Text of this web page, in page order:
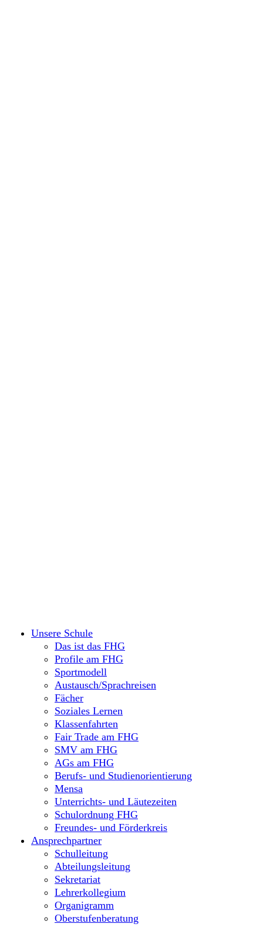
Unsere Schule
Das ist das FHG
Profile am FHG
Sportmodell
Austausch/Sprachreisen
Fächer
Soziales Lernen
Klassenfahrten
Fair Trade am FHG
SMV am FHG
AGs am FHG
Berufs- und Studienorientierung
Mensa
Unterrichts- und Läutezeiten
Schulordnung FHG
Freundes- und Förderkreis
Ansprechpartner
Schulleitung
Abteilungsleitung
Sekretariat
Lehrerkollegium
Organigramm
Oberstufenberatung